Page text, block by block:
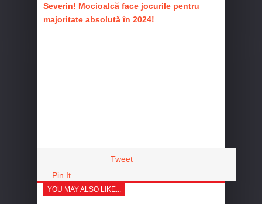
Severin! Mocioalcă face jocurile pentru
majoritate absolută în 2024!
Tweet
Pin It
YOU MAY ALSO LIKE...